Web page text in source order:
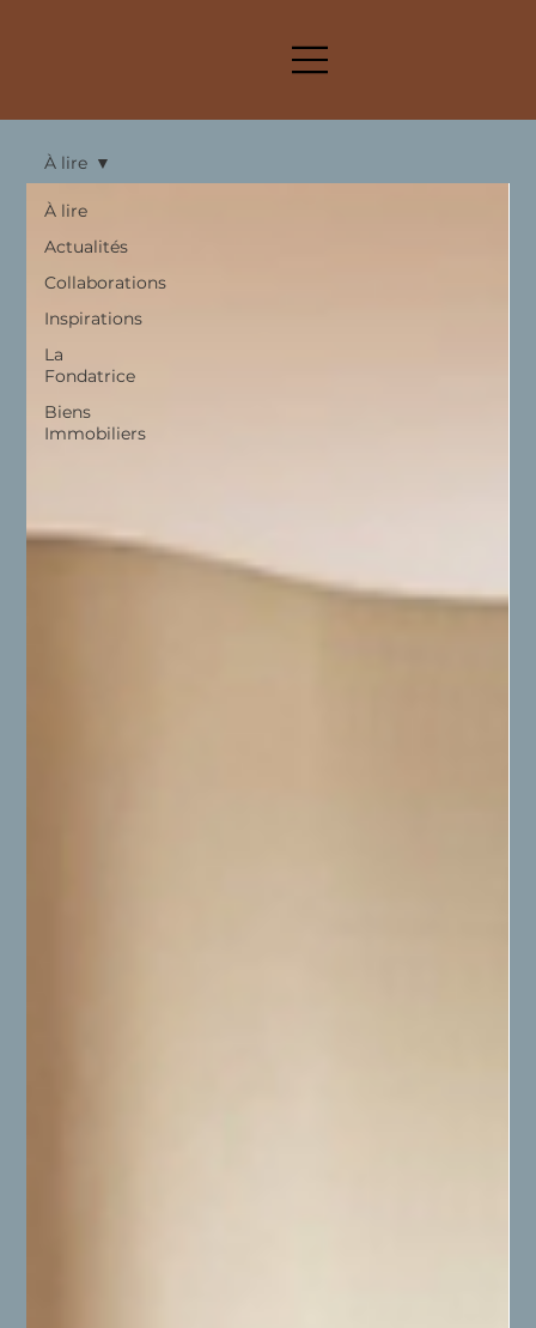
À lire
Actualités
Collaborations
Inspirations
La
Fondatrice
Biens
Immobiliers
À lire